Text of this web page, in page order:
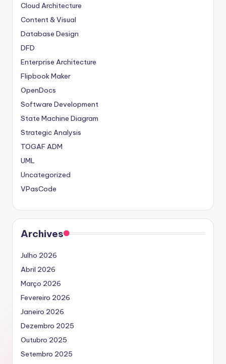
Cloud Architecture
Content & Visual
Database Design
DFD
Enterprise Architecture
Flipbook Maker
OpenDocs
Software Development
State Machine Diagram
Strategic Analysis
TOGAF ADM
UML
Uncategorized
VPasCode
Archives
Julho 2026
Abril 2026
Março 2026
Fevereiro 2026
Janeiro 2026
Dezembro 2025
Outubro 2025
Setembro 2025